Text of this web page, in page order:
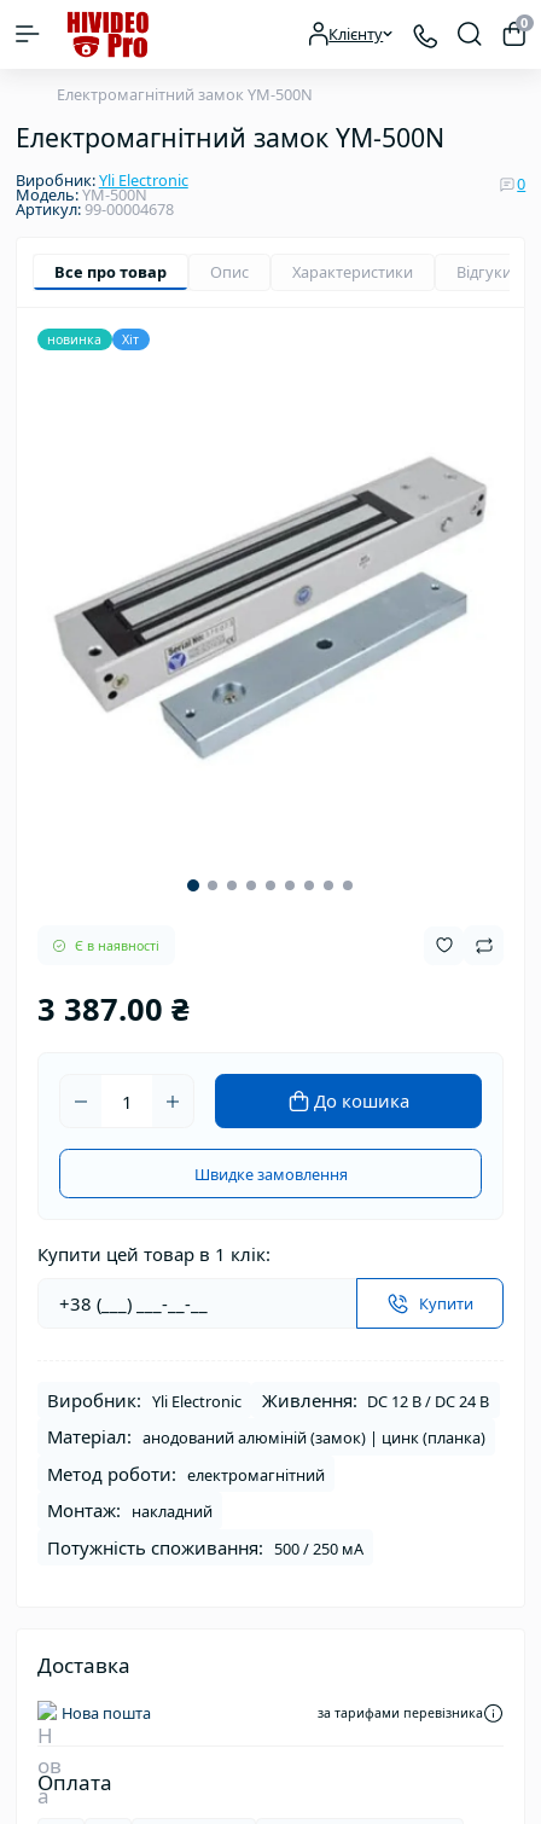
Клієнту 0
Електромагнітний замок YM-500N
Електромагнітний замок YM-500N
Виробник:Yli Electronic
Модель:YM-500N
Артикул:99-00004678
0
Все про товар Опис Характеристики Відгуки
новинка Хіт
Є в наявності
3 387.00 ₴
До кошика
Швидке замовлення
Купити цей товар в 1 клік:
Купити
Виробник: Yli Electronic Живлення: DC 12 В / DC 24 В
Матеріал: анодований алюміній (замок) | цинк (планка)
Метод роботи: електромагнітний
Монтаж: накладний
Потужність споживання: 500 / 250 мА
Доставка
Нова пошта за тарифами перевізника
Оплата